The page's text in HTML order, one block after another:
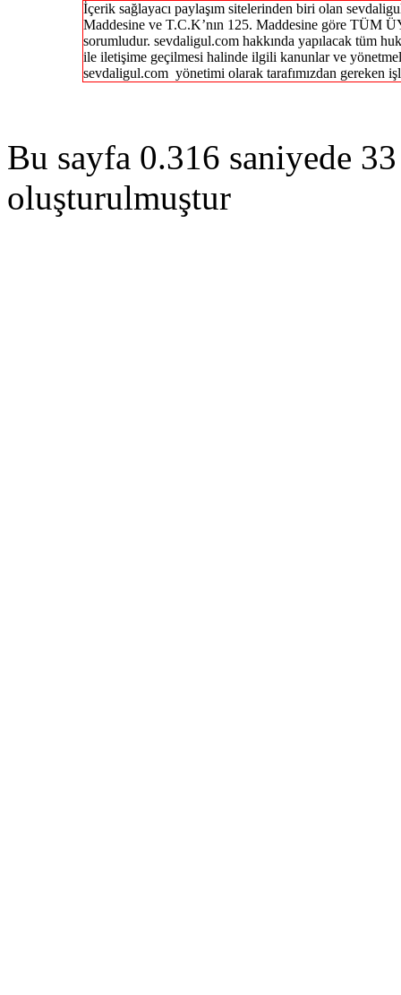
İçerik sağlayacı paylaşım sitelerinden biri olan
Maddesine ve T.C.K’nın 125. Maddesine göre TÜM
sorumludur. sevdaligul.com hakkında yapılacak tüm
ile iletişime geçilmesi halinde ilgili kanunlar ve
sevdaligul.com yönetimi olarak tarafımızdan gereken
Bu sayfa 0.316 saniyede
oluşturulmuştur